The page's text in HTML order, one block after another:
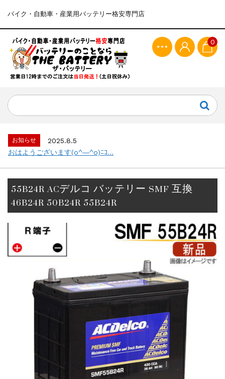
バイク・自動車・産業用バッテリー格安専門店
0
お知らせ
2025.8.5
おはようございます(o^―^o)ﾆｺ...
55B24R ACデルコ バッテリー SMF 互換
46B24R 50B24R 55B24R